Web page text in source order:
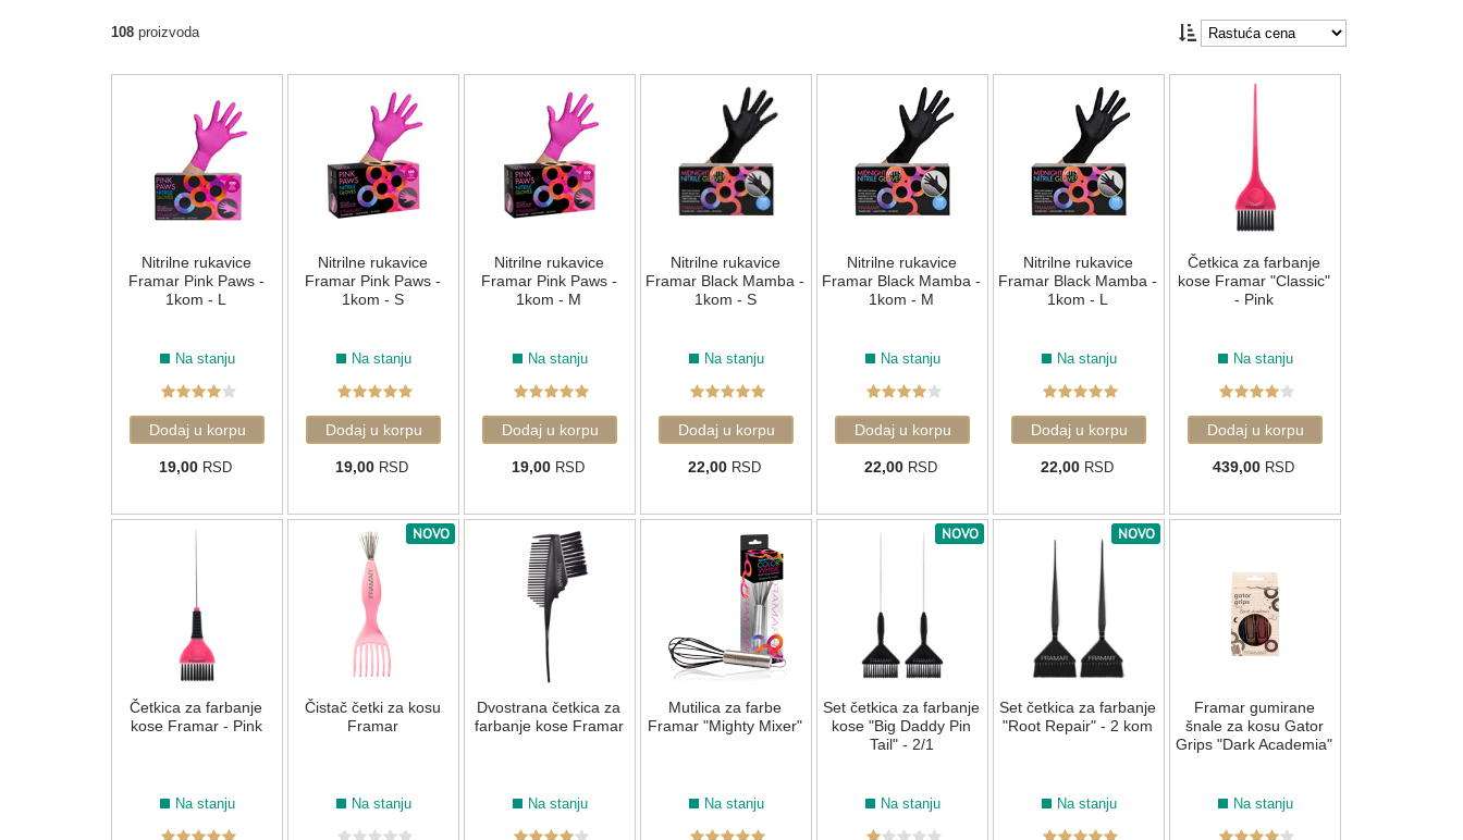
Ono što izdvaja Framar nije samo kvalitet, već i kreativan dizajn – od atraktivnih boja do limitiranih kolekcija inspirisanih trendovima iz sveta mode i umetnosti. Framar pribor za
108 proizvoda
Nitrilne rukavice
Framar Pink Paws -
1kom - L
Na stanju
19,00 RSD
Nitrilne rukavice
Framar Pink Paws -
1kom - S
Na stanju
19,00 RSD
Nitrilne rukavice
Framar Pink Paws -
1kom - M
Na stanju
19,00 RSD
Nitrilne rukavice
Framar Black Mamba -
1kom - S
Na stanju
22,00 RSD
Nitrilne rukavice
Framar Black Mamba -
1kom - M
Na stanju
22,00 RSD
Nitrilne rukavice
Framar Black Mamba -
1kom - L
Na stanju
22,00 RSD
Četkica za farbanje
kose Framar "Classic"
- Pink
Na stanju
439,00 RSD
Četkica za farbanje
kose Framar - Pink
Na stanju
NOVO
Čistač četki za kosu
Framar
Na stanju
Dvostrana četkica za
farbanje kose Framar
Na stanju
Mutilica za farbe
Framar "Mighty Mixer"
Na stanju
NOVO
Set četkica za farbanje
kose "Big Daddy Pin
Tail" - 2/1
Na stanju
NOVO
Set četkica za farbanje
"Root Repair" - 2 kom
Na stanju
Framar gumirane
šnale za kosu Gator
Grips "Dark Academia"
Na stanju